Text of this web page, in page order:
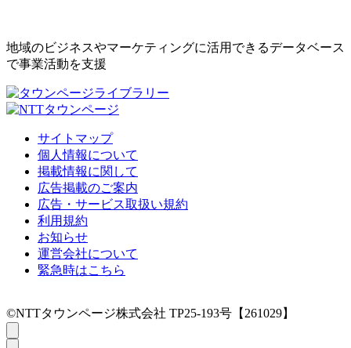
地域のビジネスやマーケティングに活用できるデータベース
で事業活動を支援
サイトマップ
個人情報について
掲載情報に関して
広告掲載のご案内
広告・サービス取扱い規約
利用規約
お知らせ
運営会社について
緊急時はこちら
©NTTタウンページ株式会社 TP25-193号【261029】